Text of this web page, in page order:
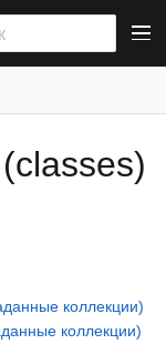
коллекции)
коллекции)